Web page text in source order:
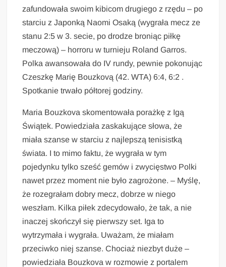
zafundowała swoim kibicom drugiego z rzędu – po
starciu z Japonką Naomi Osaką (wygrała mecz ze
stanu 2:5 w 3. secie, po drodze broniąc piłkę
meczową) – horroru w turnieju Roland Garros.
Polka awansowała do IV rundy, pewnie pokonując
Czeszkę Marię Bouzkovą (42. WTA) 6:4, 6:2 .
Spotkanie trwało półtorej godziny.
Maria Bouzkova skomentowała porażkę z Igą
Świątek. Powiedziała zaskakujące słowa, że
miała szanse w starciu z najlepszą tenisistką
świata. I to mimo faktu, że wygrała w tym
pojedynku tylko sześć gemów i zwycięstwo Polki
nawet przez moment nie było zagrożone. – Myślę,
że rozegrałam dobry mecz, dobrze w niego
weszłam. Kilka piłek zdecydowało, że tak, a nie
inaczej skończył się pierwszy set. Iga to
wytrzymała i wygrała. Uważam, że miałam
przeciwko niej szanse. Chociaż niezbyt duże –
powiedziała Bouzkova w rozmowie z portalem